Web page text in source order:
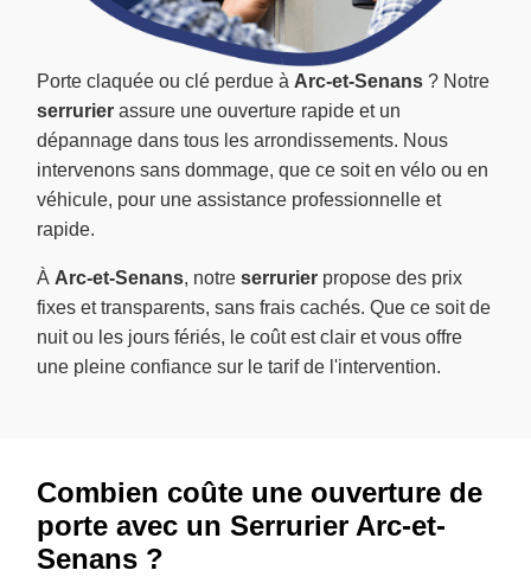
Porte claquée ou clé perdue à Arc-et-Senans ? Notre
serrurier assure une ouverture rapide et un
dépannage dans tous les arrondissements. Nous
intervenons sans dommage, que ce soit en vélo ou en
véhicule, pour une assistance professionnelle et
rapide.
À Arc-et-Senans, notre serrurier propose des prix
fixes et transparents, sans frais cachés. Que ce soit de
nuit ou les jours fériés, le coût est clair et vous offre
une pleine confiance sur le tarif de l'intervention.
Combien coûte une ouverture de
porte avec un Serrurier Arc-et-
Senans ?